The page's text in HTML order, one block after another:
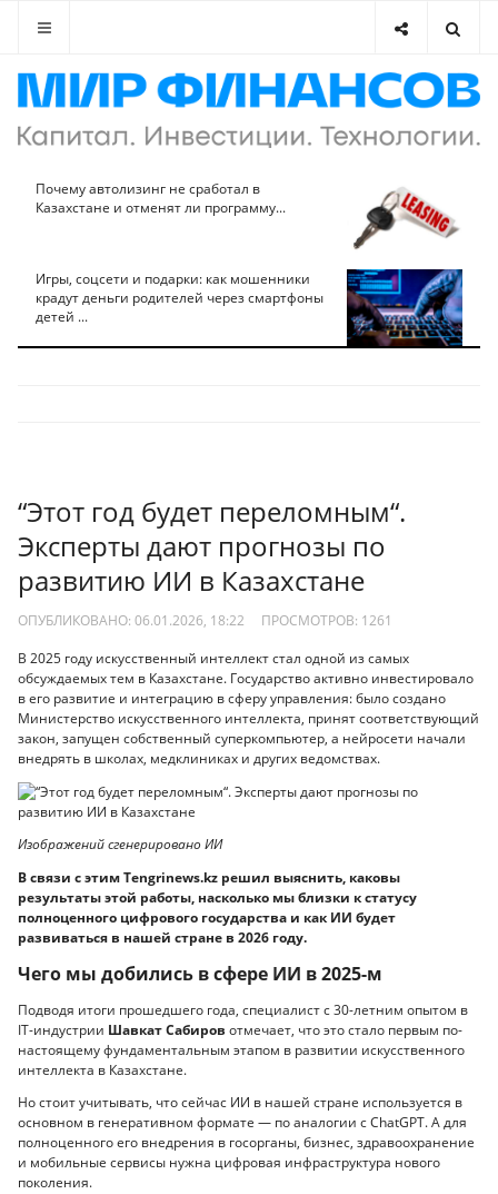
Почему автолизинг не сработал в
Казахстане и отменят ли программу...
Игры, соцсети и подарки: как мошенники
крадут деньги родителей через смартфоны
детей ...
“Этот год будет переломным“.
Эксперты дают прогнозы по
развитию ИИ в Казахстане
ОПУБЛИКОВАНО: 06.01.2026, 18:22 ПРОСМОТРОВ: 1261
В 2025 году искусственный интеллект стал одной из самых
обсуждаемых тем в Казахстане. Государство активно инвестировало
в его развитие и интеграцию в сферу управления: было создано
Министерство искусственного интеллекта, принят соответствующий
закон, запущен собственный суперкомпьютер, а нейросети начали
внедрять в школах, медклиниках и других ведомствах.
Изображений сгенерировано ИИ
В связи с этим Tengrinews.kz решил выяснить, каковы
результаты этой работы, насколько мы близки к статусу
полноценного цифрового государства и как ИИ будет
развиваться в нашей стране в 2026 году.
Чего мы добились в сфере ИИ в 2025-м
Подводя итоги прошедшего года, специалист с 30-летним опытом в
IT-индустрии Шавкат Сабиров отмечает, что это стало первым по-
настоящему фундаментальным этапом в развитии искусственного
интеллекта в Казахстане.
Но стоит учитывать, что сейчас ИИ в нашей стране используется в
основном в генеративном формате — по аналогии с ChatGPT. А для
полноценного его внедрения в госорганы, бизнес, здравоохранение
и мобильные сервисы нужна цифровая инфраструктура нового
поколения.